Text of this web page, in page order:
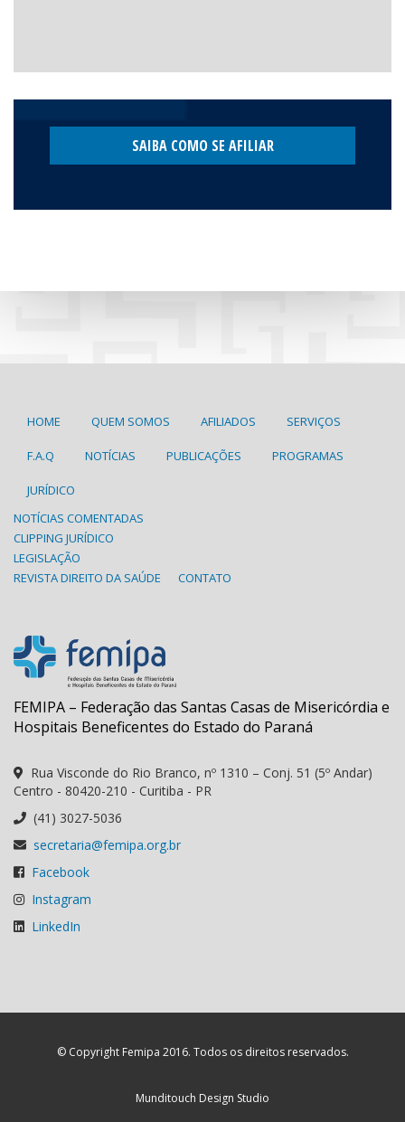
SAIBA COMO SE AFILIAR
HOME QUEM SOMOS AFILIADOS SERVIÇOS
F.A.Q NOTÍCIAS PUBLICAÇÕES PROGRAMAS
JURÍDICO
NOTÍCIAS COMENTADAS
CLIPPING JURÍDICO
LEGISLAÇÃO
REVISTA DIREITO DA SAÚDE
CONTATO
FEMIPA – Federação das Santas Casas de Misericórdia e
Hospitais Beneficentes do Estado do Paraná
Rua Visconde do Rio Branco, nº 1310 – Conj. 51 (5º Andar)
Centro - 80420-210 - Curitiba - PR
(41) 3027-5036
secretaria@femipa.org.br
Facebook
Instagram
LinkedIn
© Copyright Femipa 2016. Todos os direitos reservados.
Munditouch Design Studio